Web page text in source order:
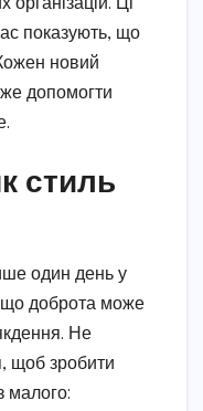
показують, що
новий
допомогти
стиль
один день у
що доброта може
Не
щоб зробити
малого: